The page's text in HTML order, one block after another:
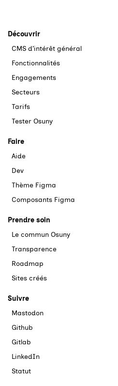
Découvrir
CMS d’intérêt général
Fonctionnalités
Engagements
Secteurs
Tarifs
Tester Osuny
Faire
Aide
Dev
Thème Figma
Composants Figma
Prendre soin
Le commun Osuny
Transparence
Roadmap
Sites créés
Suivre
Mastodon
Github
Gitlab
LinkedIn
Statut